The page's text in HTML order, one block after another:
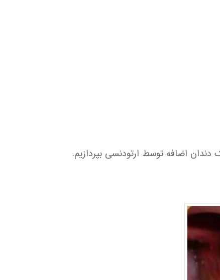
اضافه توسط ارتودنسی بپردازیم.